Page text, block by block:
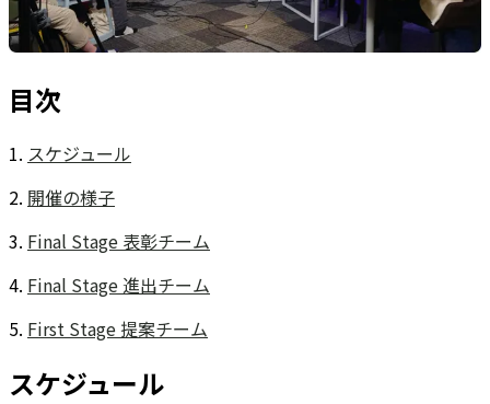
目次
1. スケジュール
2. 開催の様子
3. Final Stage 表彰チーム
4. Final Stage 進出チーム
5. First Stage 提案チーム
スケジュール